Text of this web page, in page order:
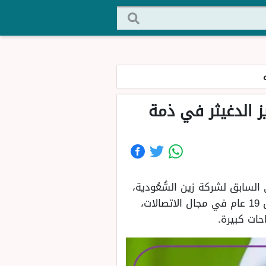
الدغيثر في ذمة
لشركة زين السُّعُودية،
وهو ابن الكاتب عبد العزيز الدغيثر، تميز سلطان عبد العزيز الدغيثر بمسيرة مهنية طويلة تمتد ل 19 عام في مجال الاتصالات،
كبيرة.